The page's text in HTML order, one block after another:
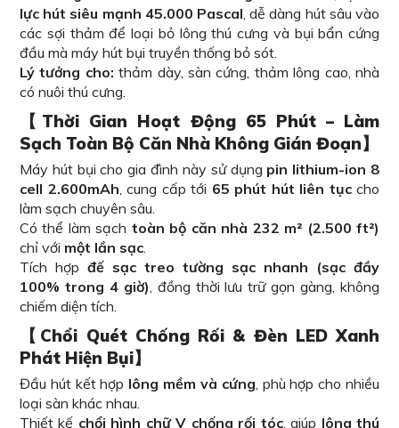
lực hút siêu mạnh 45.000 Pascal , dễ dàng hút sâu vào
các sợi thảm để loại bỏ lông thú cưng và bụi bẩn cứng
đầu mà máy hút bụi truyền thống bỏ sót.
Lý tưởng cho: thảm dày, sàn cứng, thảm lông cao, nhà
có nuôi thú cưng.
【Thời Gian Hoạt Động 65 Phút – Làm
Sạch Toàn Bộ Căn Nhà Không Gián Đoạn】
Máy hút bụi cho gia đình này sử dụng pin lithium-ion 8
cell 2.600mAh , cung cấp tới 65 phút hút liên tụccho
làm sạch chuyên sâu.
Có thể làm sạch toàn bộ căn nhà 232 m² (2.500 ft²)
chỉ với một lần sạc
Tích hợp đế sạc treo tường sạc nhanh (sạc đầy
100% trong 4 giờ) , đồng thời lưu trữ gọn gàng, không
chiếm diện tích.
【Chổi Quét Chống Rối & Đèn LED Xanh
Phát Hiện Bụi】
Đầu hút kết hợp lông mềm và cứng , phù hợp cho nhiều
loại sàn khác nhau.
Thiết kế chổi hình chữ V chống rối tóc, giúp lông thú